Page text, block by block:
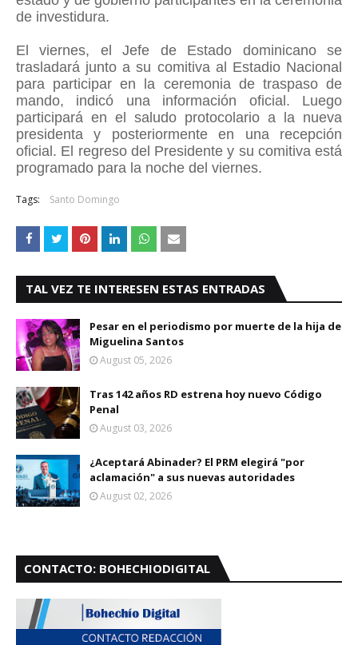
de investidura.
El viernes, el Jefe de Estado dominicano se
trasladará junto a su comitiva al Estadio Nacional
para participar en la ceremonia de traspaso de
mando, indicó una información oficial. Luego
participará en el saludo protocolario a la nueva
presidenta y posteriormente en una recepción
oficial. El regreso del Presidente y su comitiva está
programado para la noche del viernes.
Tags: Santo Domingo
TAL VEZ TE INTERESEN ESTAS ENTRADAS
Pesar en el periodismo por muerte de la hija de
Miguelina Santos
August 05, 2026
Tras 142 años RD estrena hoy nuevo Código
Penal
August 03, 2026
¿Aceptará Abinader? El PRM elegirá "por
aclamación" a sus nuevas autoridades
August 02, 2026
CONTACTO: BOHECHIODIGITAL